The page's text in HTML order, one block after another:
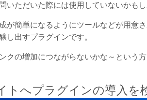
ただいた際には使用していないかも
が簡単になるようにツールなどが用意
し出すプラグインです。
の増加につながらないかな～という
トへプラグインの導入を